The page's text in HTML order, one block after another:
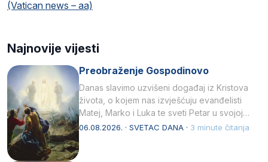
(Vatican news – aa)
Najnovije vijesti
Preobraženje Gospodinovo
Danas slavimo uzvišeni događaj iz Kristova
života, o kojem nas izvješćuju evanđelisti
Matej, Marko i Luka te sveti Petar u svojoj
drugoj…
06.08.2026. · SVETAC DANA · 3 minute čitanja